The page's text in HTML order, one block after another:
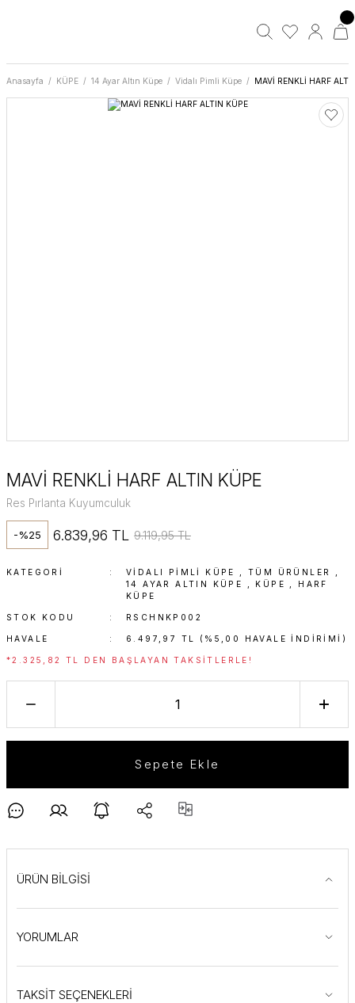
Anasayfa KÜPE 14 Ayar Altın Küpe Vidalı Pimli Küpe MAVİ RENKLİ HARF
MAVİ RENKLİ HARF ALTIN KÜPE
Res Pırlanta Kuyumculuk
-%25 6.839,96 TL 9.119,95 TL
KATEGORI VIDALI PIMLI KÜPE ,TÜM ÜRÜNLER
14 AYAR ALTIN KÜPE
KÜPE
HARF
KÜPE
STOK KODU RSCHNKP002
HAVALE 6.497,97 TL (%5,00 HAVALE INDIRIMI)
*2.325,82 TL DEN BAŞLAYAN TAKSITLERLE!
Sepete Ekle
ÜRÜN BİLGİSİ
YORUMLAR
TAKSİT SEÇENEKLERİ